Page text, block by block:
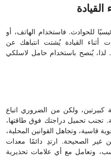
للحوادث. فاستخدام الهاتف، أو
أثناء القيادة يُشتت انتباهك عن
لذا، يُنصح باستخدام حامل لاسلكي
كبيرتين، ولكن من الضروري اتباع
تجنب تحميل دراجتك فوق طاقتها،
قاسية، وتجاهل القوانين المحلية،
غير الصحيحة. ارتدِ دائمًا معدات
وتعامل مع أي علامات تحذيرية